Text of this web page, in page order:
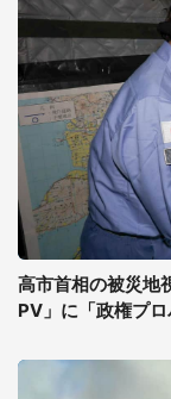
高市首相の被災地
PV」に「政権プ